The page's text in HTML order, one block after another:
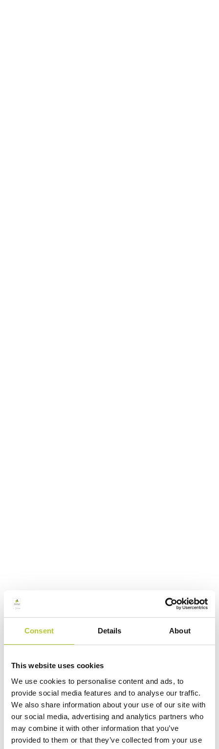
Consent Details About
This website uses cookies
We use cookies to personalise content and ads, to
provide social media features and to analyse our traffic.
We also share information about your use of our site with
our social media, advertising and analytics partners who
may combine it with other information that you’ve
provided to them or that they’ve collected from your use